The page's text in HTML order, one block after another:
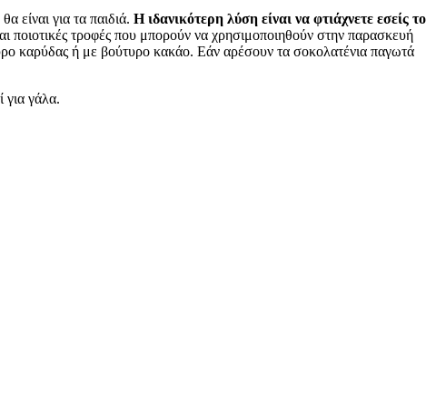
είναι για τα παιδιά. Η ιδανικότερη λύση είναι να φτιάχνετε εσείς το
ποιοτικές τροφές που μπορούν να χρησιμοποιηθούν στην παρασκευή
καρύδας ή με βούτυρο κακάο. Εάν αρέσουν τα σοκολατένια παγωτά
για γάλα.